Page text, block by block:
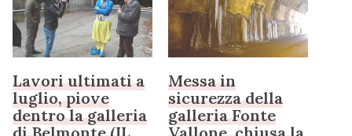
Lavori ultimati a
luglio, piove
dentro la galleria
Messa in
sicurezza della
galleria Fonte